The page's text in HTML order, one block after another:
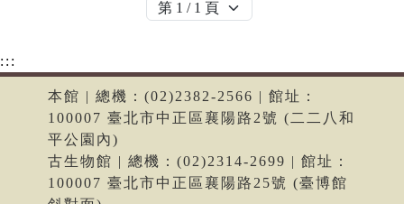
:::
本館 | 總機：(02)2382-2566 | 館址：
100007 臺北市中正區襄陽路2號 (二二八和
平公園內)
古生物館 | 總機：(02)2314-2699 | 館址：
100007 臺北市中正區襄陽路25號 (臺博館